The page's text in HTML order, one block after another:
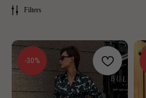
Filters
-30%